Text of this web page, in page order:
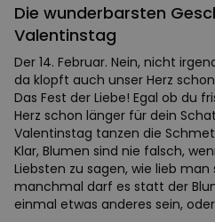
Die wunderbarsten
Valentinstag
Der 14. Februar. Nein, nicht
da klopft auch unser Herz
Das Fest der Liebe! Egal ob du
Herz schon länger für dein
Valentinstag tanzen die
Klar, Blumen sind nie falsch,
Liebsten zu sagen, wie lieb
manchmal darf es statt der
einmal etwas anderes sein,